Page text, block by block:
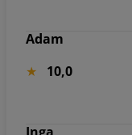
Adam
10,0
Inga